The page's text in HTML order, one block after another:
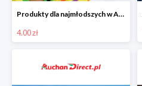
Produkty dla najmłodszych w Auchan Direct od 4 zł
4.00 zł